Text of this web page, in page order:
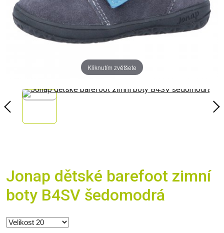
Kliknutím zvětšete
Jonap dětské barefoot zimní
boty B4SV šedomodrá